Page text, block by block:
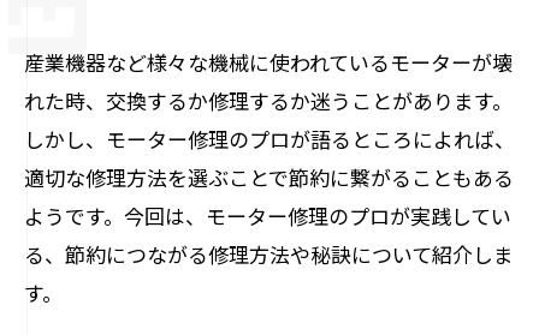
産業機器など様々な機械に使われているモーターが壊
れた時、交換するか修理するか迷うことがあります。
しかし、モーター修理のプロが語るところによれば、
適切な修理方法を選ぶことで節約に繋がることもある
ようです。今回は、モーター修理のプロが実践してい
る、節約につながる修理方法や秘訣について紹介しま
す。